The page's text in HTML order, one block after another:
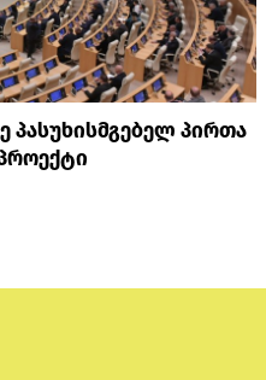
პასუხისმგებელ პირთა